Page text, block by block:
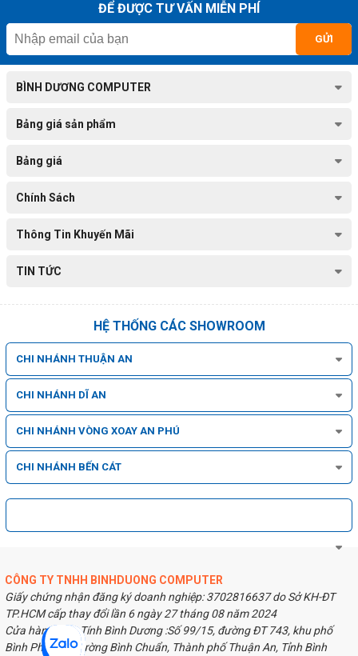
ĐỂ ĐƯỢC TƯ VẤN MIỄN PHÍ
GỬI
BÌNH DƯƠNG COMPUTER
Bảng giá sản phẩm
Bảng giá
Chính Sách
Thông Tin Khuyến Mãi
TIN TỨC
HỆ THỐNG CÁC SHOWROOM
CHI NHÁNH THUẬN AN
CHI NHÁNH DĨ AN
CHI NHÁNH VÒNG XOAY AN PHÚ
CHI NHÁNH BẾN CÁT
CÔNG TY TNHH BINHDUONG COMPUTER
Giấy chứng nhận đăng ký doanh nghiệp: 3702816637 do Sở KH-ĐT
TP.HCM cấp thay đổi lần 6 ngày 27 tháng 08 năm 2024
Cửa hàng Máy Tính Bình Dương :Số 99/15, đường ĐT 743, khu phố
Bình Phước, Phường Bình Chuẩn, Thành phố Thuận An, Tỉnh Bình